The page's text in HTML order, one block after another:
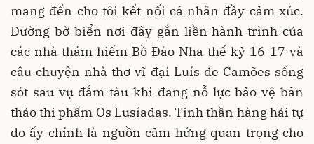
mang đến cho tôi kết nối cá nhân đầy cảm xúc.
Đường bờ biển nơi đây gắn liền hành trình của
các nhà thám hiểm Bồ Đào Nha thế kỷ 16-17 và
câu chuyện nhà thơ vĩ đại Luís de Camões sống
sót sau vụ đắm tàu khi đang nỗ lực bảo vệ bản
thảo thi phẩm Os Lusíadas. Tinh thần hàng hải tự
do ấy chính là nguồn cảm hứng quan trọng cho